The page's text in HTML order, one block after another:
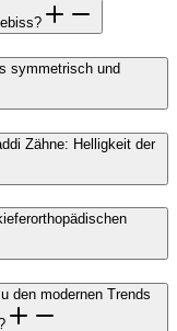
symmetrisch und
Zähne: Helligkeit der
den modernen Trends